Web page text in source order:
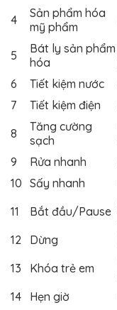
4
Sản phẩm hóa
mỹ phẩm
5
Bát ly sản phẩm
hóa
6
Tiết kiệm nước
7
Tiết kiệm điện
8
Tăng cường
sạch
9
Rửa nhanh
10 Sấy nhanh
11
Bắt đầu/Pause
12
Dừng
13
Khóa trẻ em
14
Hẹn giờ